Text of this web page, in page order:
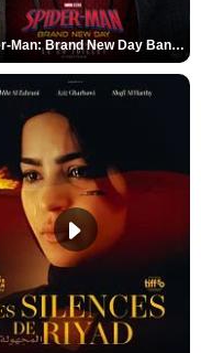
Spider-Man: Brand New Day Bande-annonce VO STFR